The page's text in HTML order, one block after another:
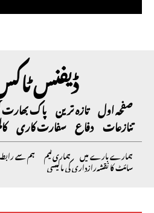
ڈیفنس
صفحہ اول تازہ ترین پاک بھارت
تنازعات دفاع سفارت کاری
ہمارے بارے میں ہماری ٹیم ہم سے
سائٹ کا نقشہرازداری کی پالیسی